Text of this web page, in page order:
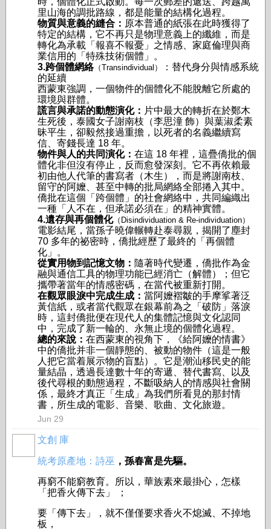
里山海的調批路線，都是能量的結構化過程。
物質與意義的縫合： 原本普通的紙張在此時獲得了
特定的結構，它不再只是物理意義上的纖維，而是
轉化為承載「報喜不報憂」之情感、家庭倫理與商
業信用的「特殊技術個體」。
3.跨個體網絡（Transindividual）
：替代身分與情感系統
的延續
西蒙東強調，一個物件的個體化不能脫離它所處的
環境與群體。
謊言與承諾的動態演化： 片中最大的轉折在於鄭木
生死後，泰國女子謝南枝（李思潼 飾）與葉淑柔素
昧平生，卻毅然接過重擔，以死者的名義繼續寫
信、寄錢長達 18 年。
物件與人的共同演化： 在這 18 年裡，這疊僑批的個
體化非但沒有停止，反而愈發深刻。它不再依賴最
初由他人代筆的書寫者（木生），而是將謝南枝、
留守的阿嬤、甚至中轉的批局網絡全部捲入其中。
僑批在這個「跨個體」的社會網絡中，共同編織出
一種「人不在，但承諾必須在」的精神實體。
4.遺存與再個體化（Disindividuation & Re-individuation）
電影結尾，當孫子曉偉輾轉赴泰尋親，揭開了塵封
70 多年的祕密時，僑批經歷了最終的「再個體
化」。
從實用物到記憶文物： 隨著時代變遷，僑批作為金
融與通信工具的物理功能已經消亡（解體）；但它
攜帶著當年的情感密碼，在當代被重新打開。
在觀眾眼淚中完成生成： 當阿嬤褶皺的手摩挲著泛
黃信紙，或者當代觀眾在銀幕前為之「破防」落淚
時，這封僑批便在現代人的集體記憶與文化認同
中，完成了新一輪的、永無止境的個體化過程。
總的來說： 在西蒙東的視角下，《給阿嬤的情書》
中的僑批并非一個靜態的、被動的物件（這是一般
人把它當着展示物的盲點）。它是潮汕移民史的能
量結晶，透過長達數十年的寄遞、替代書寫、以及
後代尋根的動態過程，不斷吸納人的情感與社會關
係，最終才真正「生成」為我們所看見的那封情
書，所生成的電影、音樂、歌曲、文化旅遊。
Jun 29
文創 庫
統考原產地：詩巫 ，孫春富是先驅。
再窮不能窮教育。所以，華族素來最掛心，怎樣
「把香火傳下去」 ；
要「傳下去」，就不僅僅要求香火不熄滅、不掉地
板，